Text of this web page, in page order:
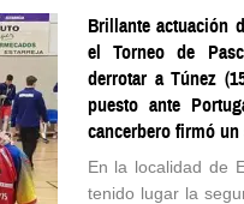
Brillante actuación
el Torneo de
derrotar a Túnez
puesto ante
cancerbero firmó
En la localidad de
tenido lugar la